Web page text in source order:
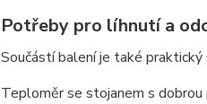
Potřeby pro líhnutí a
Součástí balení je také
Teploměr se stojanem s